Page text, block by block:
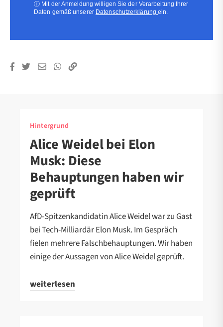
ⓘ Mit der Anmeldung willigen Sie der Verarbeitung Ihrer
Daten gemäß unserer Datenschutzerklärungein.
Hintergrund
Alice Weidel bei Elon
Musk: Diese
Behauptungen haben wir
geprüft
AfD-Spitzenkandidatin Alice Weidel war zu Gast
bei Tech-Milliardär Elon Musk. Im Gespräch
fielen mehrere Falschbehauptungen. Wir haben
einige der Aussagen von Alice Weidel geprüft.
weiterlesen